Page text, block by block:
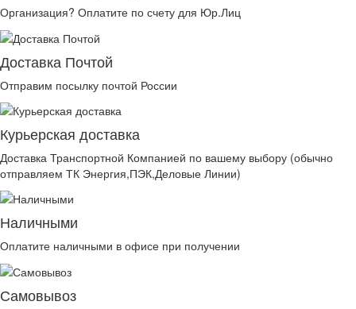
Организация? Оплатите по счету для Юр.Лиц
Доставка Почтой
Отправим посылку почтой России
Курьерская доставка
Доставка Транспортной Компанией по вашему выбору (обычно
отправляем ТК Энергия,ПЭК,Деловые Линии)
Наличными
Оплатите наличными в офисе при получении
Самовывоз